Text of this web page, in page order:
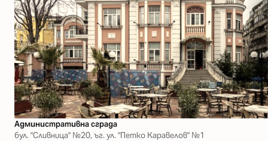
Административнa сграда
бул. "Сливница" №20, ъг. ул. "Петко Каравелов" №1